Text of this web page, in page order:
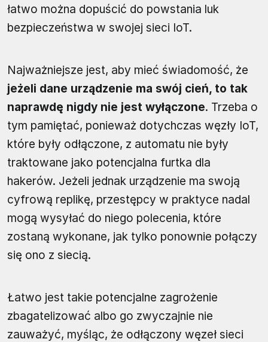
łatwo można dopuścić do powstania luk
bezpieczeństwa w swojej sieci IoT.
Najważniejsze jest, aby mieć świadomość, że
jeżeli dane urządzenie ma swój cień, to tak
naprawdę nigdy nie jest wyłączone. Trzeba o
tym pamiętać, ponieważ dotychczas węzły IoT,
które były odłączone, z automatu nie były
traktowane jako potencjalna furtka dla
hakerów. Jeżeli jednak urządzenie ma swoją
cyfrową replikę, przestępcy w praktyce nadal
mogą wysyłać do niego polecenia, które
zostaną wykonane, jak tylko ponownie połączy
się ono z siecią.
Łatwo jest takie potencjalne zagrożenie
zbagatelizować albo go zwyczajnie nie
zauważyć, myśląc, że odłączony węzeł sieci